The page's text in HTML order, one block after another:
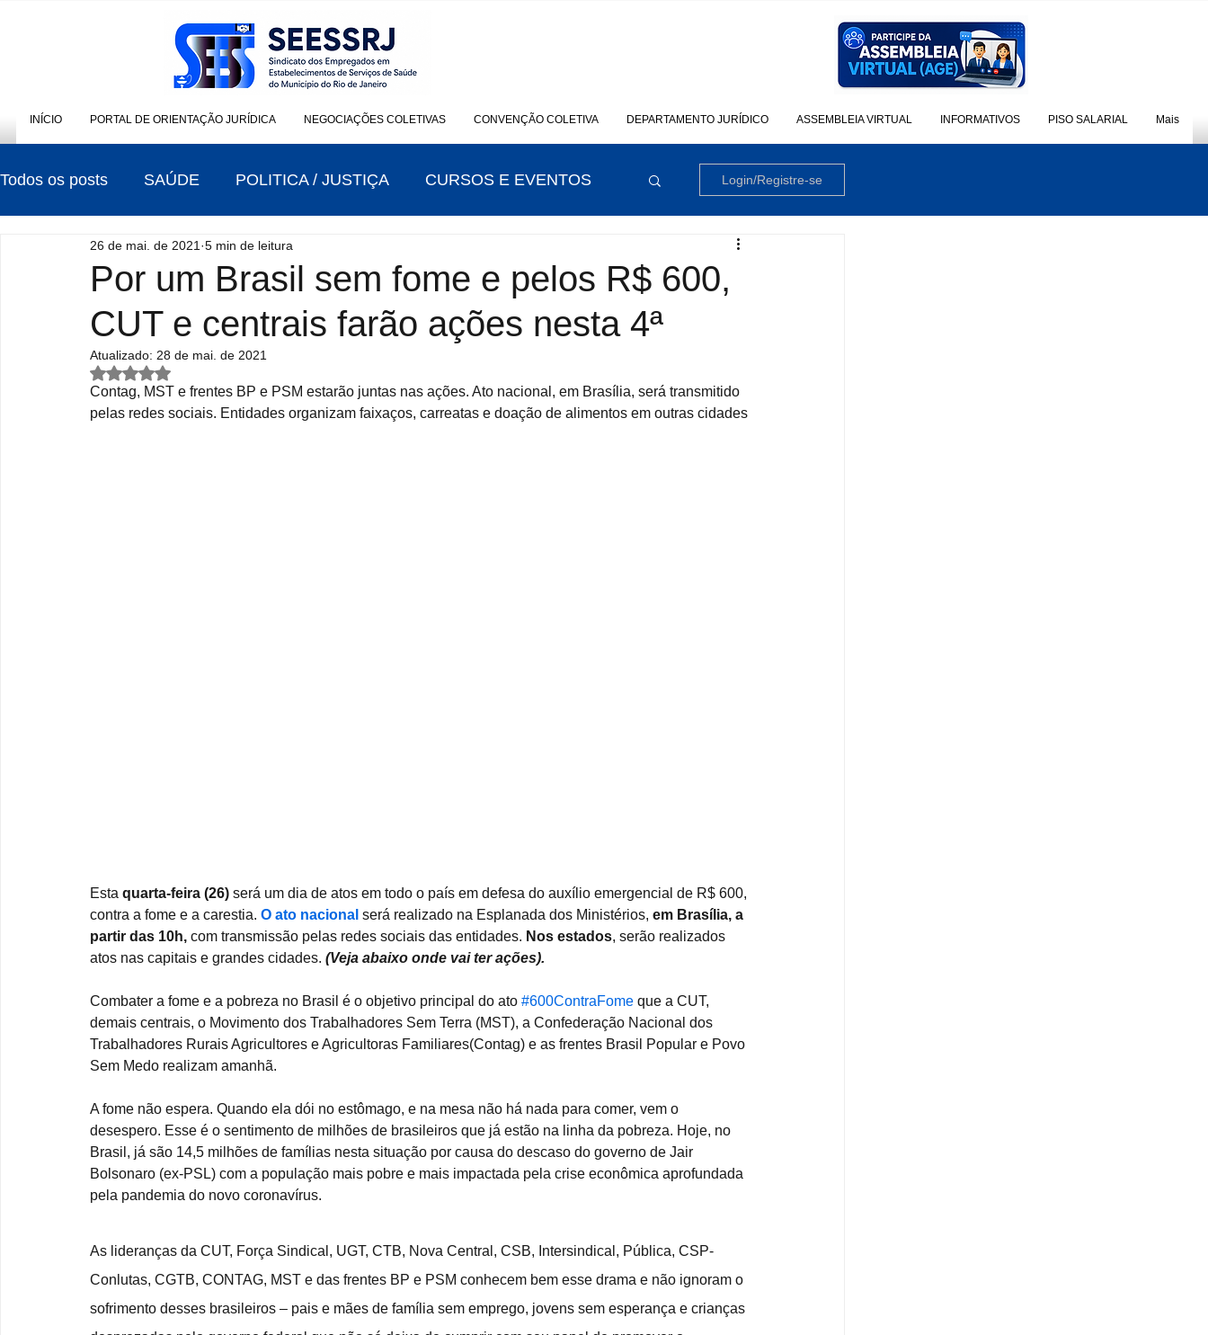
INÍCIO PORTAL DE ORIENTAÇÃO JURÍDICA NEGOCIAÇÕES COLETIVAS CONVENÇÃO COLETIVA DEPARTAMENTO JURÍDICO ASSEMBLEIA VIRTUAL INFORMATIVOS PISO SALARIAL Mais
Todos os posts SAÚDE POLITICA / JUSTIÇA CURSOS E EVENTOS
CONTRIBUIÇÃO SINDICAL ELEIÇÕES
Login/Registre-se
Por um Brasil sem fome e pelos R$ 600,
CUT e centrais farão ações nesta 4ª
26 de mai. de 2021 5 min de leitura
Atualizado: 28 de mai. de 2021
Avaliado com NaN de 5 estrelas.
Contag, MST e frentes BP e PSM estarão juntas nas ações. Ato nacional, em Brasília, será transmitido
pelas redes sociais. Entidades organizam faixaços, carreatas e doação de alimentos em outras cidades
Esta quarta-feira (26) será um dia de atos em todo o país em defesa do auxílio emergencial de R$ 600,
contra a fome e a carestia. O ato nacional será realizado na Esplanada dos Ministérios, em Brasília, a
partir das 10h, com transmissão pelas redes sociais das entidades. Nos estados, serão realizados
atos nas capitais e grandes cidades. (Veja abaixo onde vai ter ações).
Combater a fome e a pobreza no Brasil é o objetivo principal do ato #600ContraFome que a CUT,
demais centrais, o Movimento dos Trabalhadores Sem Terra (MST), a Confederação Nacional dos
Trabalhadores Rurais Agricultores e Agricultoras Familiares(Contag) e as frentes Brasil Popular e Povo
Sem Medo realizam amanhã.
A fome não espera. Quando ela dói no estômago, e na mesa não há nada para comer, vem o
desespero. Esse é o sentimento de milhões de brasileiros que já estão na linha da pobreza. Hoje, no
Brasil, já são 14,5 milhões de famílias nesta situação por causa do descaso do governo de Jair
Bolsonaro (ex-PSL) com a população mais pobre e mais impactada pela crise econômica aprofundada
pela pandemia do novo coronavírus.
As lideranças da CUT, Força Sindical, UGT, CTB, Nova Central, CSB, Intersindical, Pública, CSP-
Conlutas, CGTB, CONTAG, MST e das frentes BP e PSM conhecem bem esse drama e não ignoram o
sofrimento desses brasileiros – pais e mães de família sem emprego, jovens sem esperança e crianças